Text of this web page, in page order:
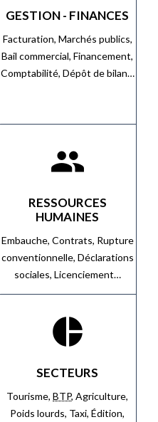
GESTION - FINANCES
Facturation, Marchés publics,
Bail commercial,Financement,
Comptabilité, Dépôt de bilan…
people
RESSOURCES
HUMAINES
Embauche, Contrats, Rupture
conventionnelle, Déclarations
sociales, Licenciement…
pie_chart
SECTEURS
Tourisme,BTP,Agriculture,
Poids lourds, Taxi,Édition,